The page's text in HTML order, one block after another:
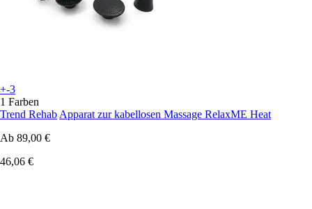
+-3
1 Farben
Trend Rehab Apparat zur kabellosen Massage RelaxME Heat
Ab 89,00 €
46,06 €